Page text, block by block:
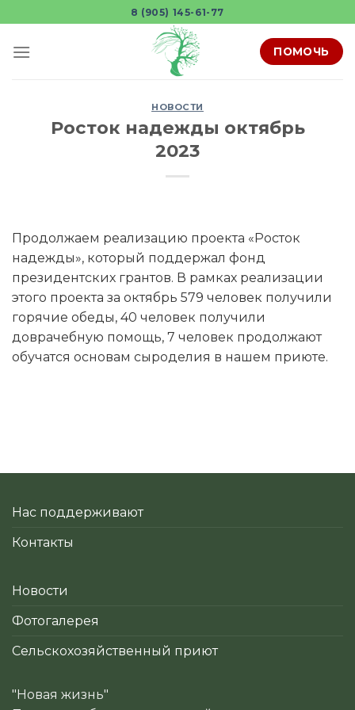
to
content
8 (905) 145-61-77
ПОМОЧЬ
НОВОСТИ
Росток надежды октябрь
2023
Продолжаем реализацию проекта «Росток
надежды», который поддержал фонд
президентских грантов. В рамках реализации
этого проекта за октябрь 579 человек получили
горячие обеды, 40 человек получили
доврачебную помощь, 7 человек продолжают
обучатся основам сыроделия в нашем приюте.
Нас поддерживают
Контакты
Новости
Фотогалерея
Сельскохозяйственный приют
"Новая жизнь"